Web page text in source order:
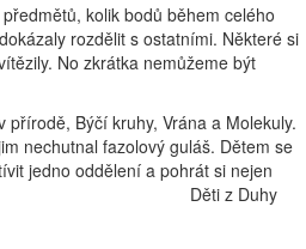
kolik bodů během celého
rozdělit s ostatními. Některé si
No zkrátka nemůžeme být
Býčí kruhy, Vrána a Molekuly.
nechutnal fazolový guláš. Dětem se
jedno oddělení a pohrát si nejen
Děti z Duhy